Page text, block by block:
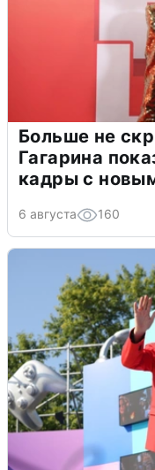
Больше не
Гагарина
кадры с
6 августа 160